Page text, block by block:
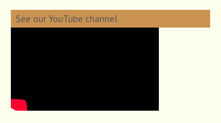
See our YouTube channel